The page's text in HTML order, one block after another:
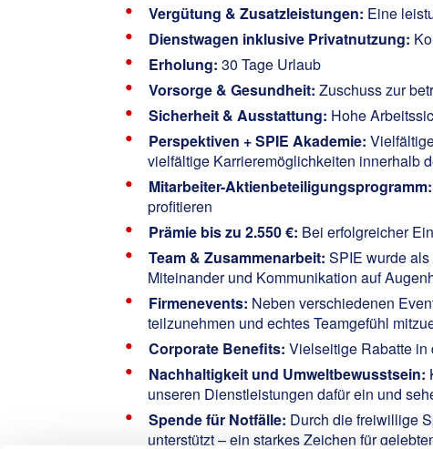
Vergütung & Zusatzleistungen: Eine
Dienstwagen inklusive Privatnutzung:
Erholung: 30 Tage Urlaub
Vorsorge & Gesundheit: Zuschuss zur
Sicherheit & Ausstattung: Hohe
Perspektiven + SPIE Akademie:
vielfältige Karrieremöglichkeiten innerhalb
Mitarbeiter-Aktienbeteiligungsprogramm:
profitieren
Prämie bis zu 2.550 €: Bei erfolgreicher
Team & Zusammenarbeit: SPIE wurde als
Miteinander und Kommunikation auf
Firmenevents: Neben verschiedenen
teilzunehmen und echtes Teamgefühl
Corporate Benefits: Vielseitige Rabatte
Nachhaltigkeit und Umweltbewusstsein:
unseren Dienstleistungen dafür ein und
Spende für Notfälle: Durch die freiwillige
unterstützt – ein starkes Zeichen für